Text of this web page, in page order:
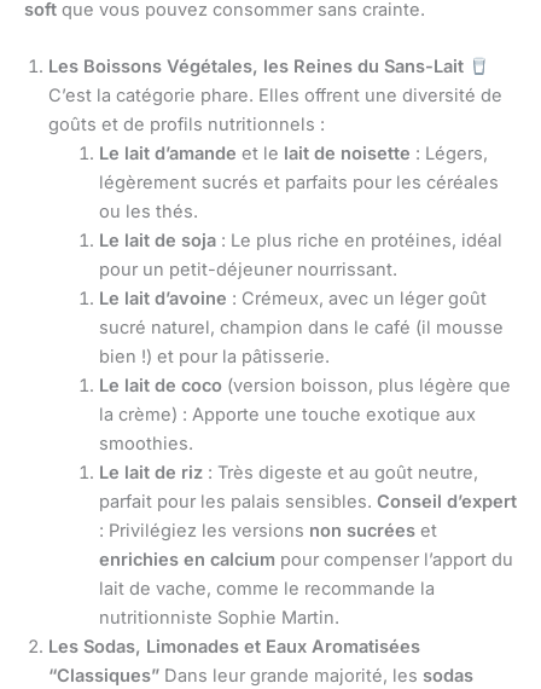
soft que vous pouvez consommer sans crainte.
Les Boissons Végétales, les Reines du Sans-Lait
C’est la catégorie phare. Elles offrent une diversité de
goûts et de profils nutritionnels :
Le lait d’amande et le lait de noisette : Légers,
légèrement sucrés et parfaits pour les céréales
ou les thés.
Le lait de soja: Le plus riche en protéines, idéal
pour un petit-déjeuner nourrissant.
Le lait d’avoine : Crémeux, avec un léger goût
sucré naturel, champion dans le café (il mousse
bien !) et pour la pâtisserie.
Le lait de coco(version boisson, plus légère que
la crème) : Apporte une touche exotique aux
smoothies.
Le lait de riz: Très digeste et au goût neutre,
parfait pour les palais sensibles. Conseil d’expert
: Privilégiez les versions non sucréeset
enrichies en calcium pour compenser l’apport du
lait de vache, comme le recommande la
nutritionniste Sophie Martin.
Les Sodas, Limonades et Eaux Aromatisées
“Classiques” Dans leur grande majorité, les sodas